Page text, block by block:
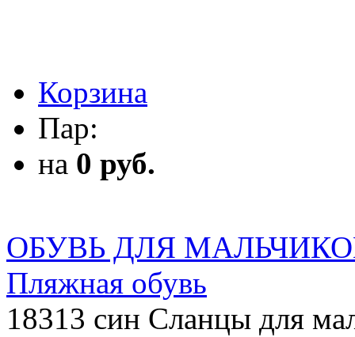
Корзина
Пар:
на 0 руб.
ОБУВЬ ДЛЯ
Пляжная обувь
18313 син Сланцы для